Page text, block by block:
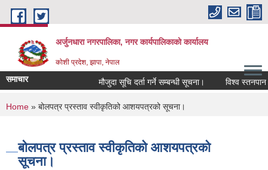
Skip to main content
अर्जुनधारा नगरपालिका, नगर कार्यपालिकाको कार्यालय
कोशी प्रदेश, झापा, नेपाल
समाचार मौजुदा सूचि दर्ता गर्ने सम्बन्धी सूचना। विश्व स्तनपान
You are here
Home » बोलपत्र प्रस्ताव स्वीकृतिको आशयपत्रको सूचना।
बोलपत्र प्रस्ताव स्वीकृतिको आशयपत्रको
सूचना।